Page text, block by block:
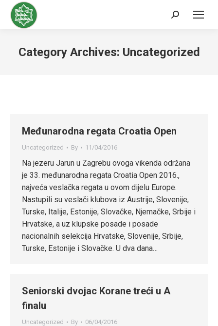
Search:
Category Archives: Uncategorized
Međunarodna regata Croatia Open
Uncategorized By 11/04/2016
Na jezeru Jarun u Zagrebu ovoga vikenda održana
je 33. međunarodna regata Croatia Open 2016.,
najveća veslačka regata u ovom dijelu Europe.
Nastupili su veslači klubova iz Austrije, Slovenije,
Turske, Italije, Estonije, Slovačke, Njemačke, Srbije i
Hrvatske, a uz klupske posade i posade
nacionalnih selekcija Hrvatske, Slovenije, Srbije,
Turske, Estonije i Slovačke. U dva dana…
Seniorski dvojac Korane treći u A
finalu
Uncategorized By 06/04/2016